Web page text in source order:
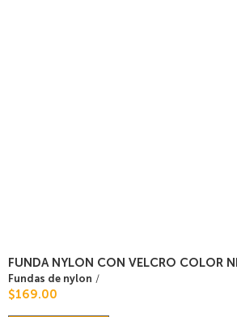
FUNDA NYLON CON VELCRO COLOR
Fundas de nylon /
$169.00